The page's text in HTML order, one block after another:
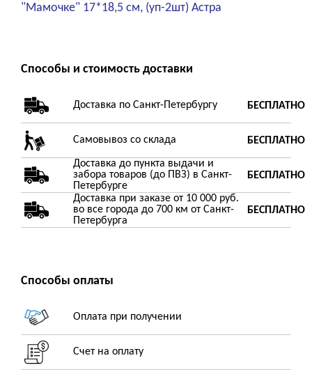
"Мамочке" 17*18,5 см, (уп-2шт) Астра
Способы и стоимость доставки
Доставка по Санкт-Петербургу БЕСПЛАТНО
Самовывоз со склада БЕСПЛАТНО
Доставка до пункта выдачи и
забора товаров (до ПВЗ) в Санкт-
Петербурге
БЕСПЛАТНО
Доставка при заказе от 10 000 руб.
во все города до 700 км от Санкт-
Петербурга
БЕСПЛАТНО
Способы оплаты
Оплата при получении
Счет на оплату